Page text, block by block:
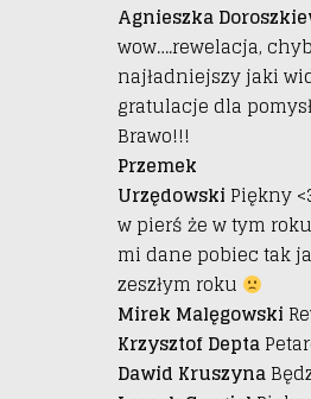
Agnieszka
wow….rewelacja,
najładniejszy jaki
gratulacje dla
Brawo!!!
Przemek
Urzędowski Piękny
w pierś że w tym
mi dane pobiec tak
zeszłym roku
Mirek Malęgowski
Krzysztof Depta
Dawid Kruszyna